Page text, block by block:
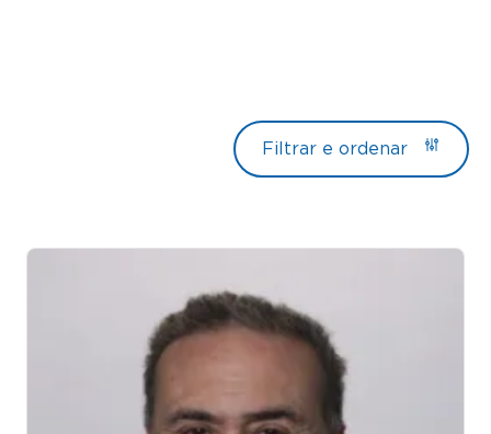
Filtrar e ordenar